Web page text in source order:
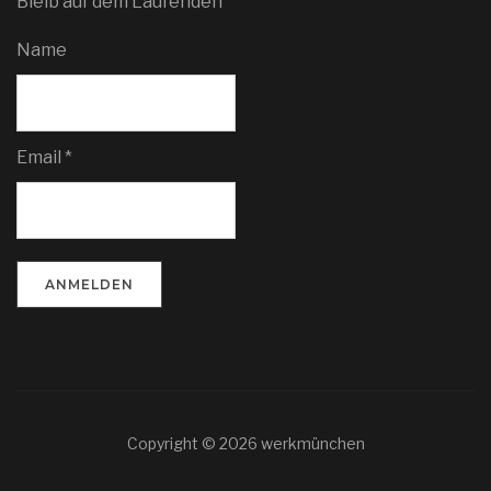
Name
Email *
Copyright © 2026 werkmünchen